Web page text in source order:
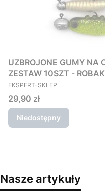
UZBROJONE GUMY NA
ZESTAW 10SZT -
PRODUCENT
EKSPERT-SKLEP
Cena
29,90 zł
Niedostępny
Nasze artykuły